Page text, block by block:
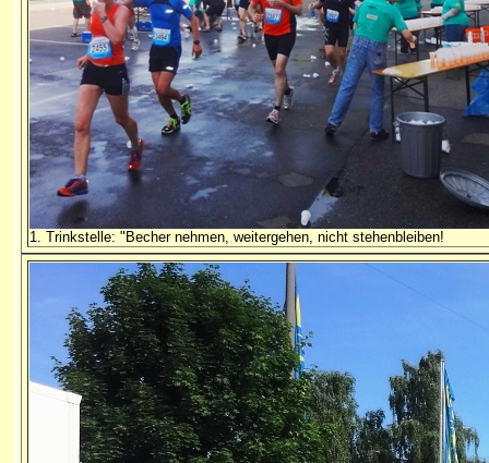
1. Trinkstelle: "Becher nehmen, weitergehen, nicht stehenbleiben!